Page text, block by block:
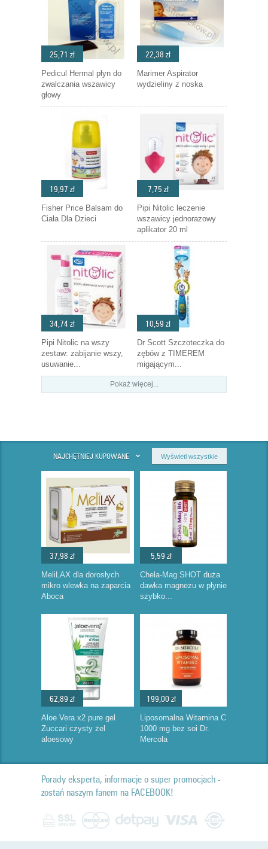
25,71 zł
Pedicul Hermal płyn do
zwalczania wszawicy
głowy
22,38 zł
Marimer Aspirator
wydzieliny z noska
19,97 zł
Fisher Price Balsam do
Ciała Dla Dzieci
7,75 zł
Pipi Nitolic leczenie
wszawicy jednorazowy
aplikator 20 ml
34,74 zł
Pipi Nitolic na wszy
zestaw: zabijanie wszy,
usuwanie...
10,59 zł
Dr Scott Szczoteczka do
zębów z TIMEREM
migającym...
Pokaż więcej...
NAJCHĘTNIEJ KUPOWANE Wyświetl wszystkie
37,98 zł
MeliLAX dla dorosłych
mikro wlewka na zaparcia
Aboca
5,59 zł
Chela-Mag SHOT duża
dawka magnezu w płynie
szybko...
62,89 zł
Aloe Vera x2 pure gel
Zuccari czysty żel
aloesowy
199,00 zł
Liposomalna Witamina C
1000 mg bez soi Dr.
Mercola
Porady eksperta, informacje o super promocjach -
zostań naszym fanem na FACEBOOK!